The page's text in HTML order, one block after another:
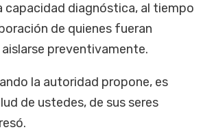
capacidad diagnóstica, al tiempo
de quienes fueran
preventivamente.
la autoridad propone, es
de ustedes, de sus seres